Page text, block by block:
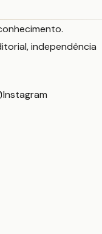
independência
Instagram